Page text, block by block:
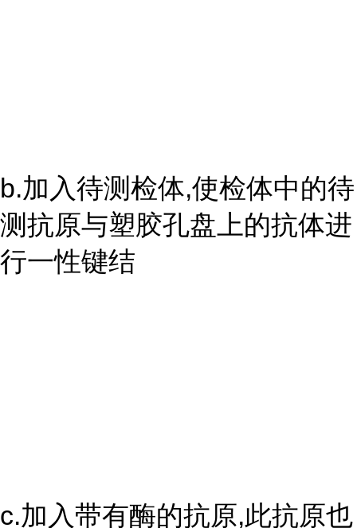
b.加入待测检体,使检体中的待
测抗原与塑胶孔盘上的抗体进
行一性键结
c.加入带有酶的抗原,此抗原也